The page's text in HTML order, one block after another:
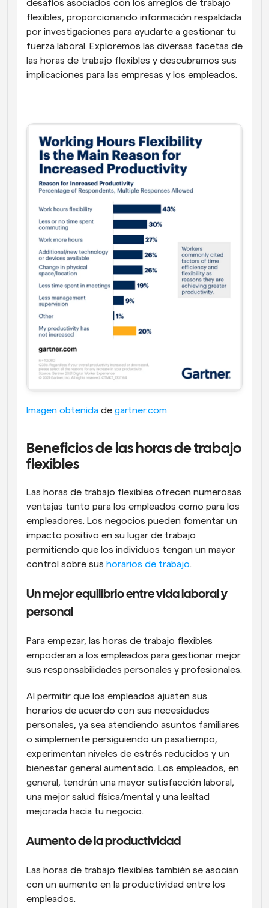
desafíos asociados con los arreglos de trabajo
flexibles, proporcionando información respaldada
por investigaciones para ayudarte a gestionar tu
fuerza laboral. Exploremos las diversas facetas de
las horas de trabajo flexibles y descubramos sus
implicaciones para las empresas y los empleados.
Imagen obtenida de gartner.com
Beneficios de las horas de trabajo
flexibles
Las horas de trabajo flexibles ofrecen numerosas
ventajas tanto para los empleados como para los
empleadores. Los negocios pueden fomentar un
impacto positivo en su lugar de trabajo
permitiendo que los individuos tengan un mayor
control sobre sus horarios de trabajo.
Un mejor equilibrio entre vida laboral y
personal
Para empezar, las horas de trabajo flexibles
empoderan a los empleados para gestionar mejor
sus responsabilidades personales y profesionales.
Al permitir que los empleados ajusten sus
horarios de acuerdo con sus necesidades
personales, ya sea atendiendo asuntos familiares
o simplemente persiguiendo un pasatiempo,
experimentan niveles de estrés reducidos y un
bienestar general aumentado. Los empleados, en
general, tendrán una mayor satisfacción laboral,
una mejor salud física/mental y una lealtad
mejorada hacia tu negocio.
Aumento de la productividad
Las horas de trabajo flexibles también se asocian
con un aumento en la productividad entre los
empleados.